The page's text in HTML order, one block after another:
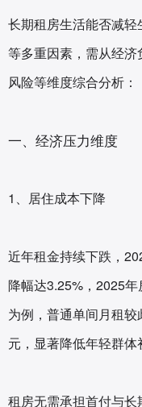
长期租房生活能否减
等多重因素，需从经
风险等维度综合分析：
一、经济压力维度
1、居住成本下降‌
近年租金持续下跌，
降幅达3.25%，2025
为例，普通单间月租
元，显著降低年轻群体
租房无需承担首付与